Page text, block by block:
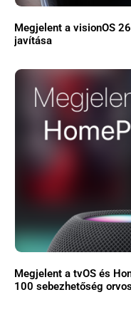
Megjelent a visionOS
javítása
Megjelent a tvOS és
100 sebezhetőség